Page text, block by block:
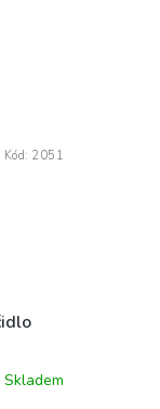
Skladem
Kód: 2051